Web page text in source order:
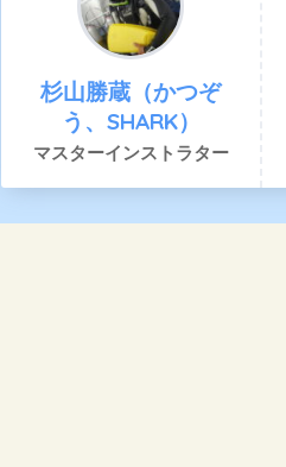
杉山勝蔵（かつぞ
う、SHARK）
マスターインストラター